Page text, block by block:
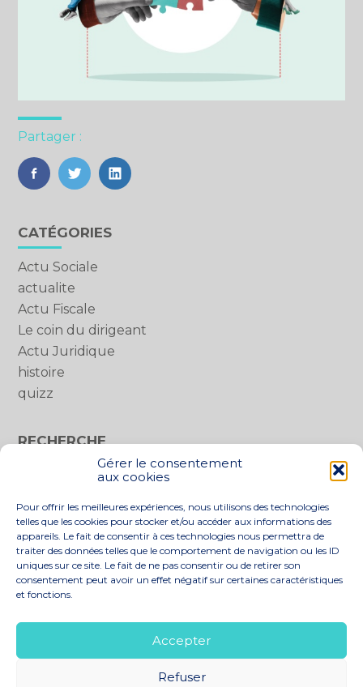
Gérer le consentement
aux cookies
Pour offrir les meilleures expériences, nous utilisons des technologies
telles que les cookies pour stocker et/ou accéder aux informations des
appareils. Le fait de consentir à ces technologies nous permettra de
traiter des données telles que le comportement de navigation ou les ID
uniques sur ce site. Le fait de ne pas consentir ou de retirer son
consentement peut avoir un effet négatif sur certaines caractéristiques
et fonctions.
Accepter
Refuser
Partager :
FaceBook
TwitterLinkedIn
Blog
sidebar
CATÉGORIES
Actu Sociale
actualite
Actu Fiscale
Le coin du dirigeant
Actu Juridique
histoire
quizz
RECHERCHE
Rechercher :
Principale
NOS SOLUTIONS
ACTUALITÉS
RECRUTEMENT
CONTACT